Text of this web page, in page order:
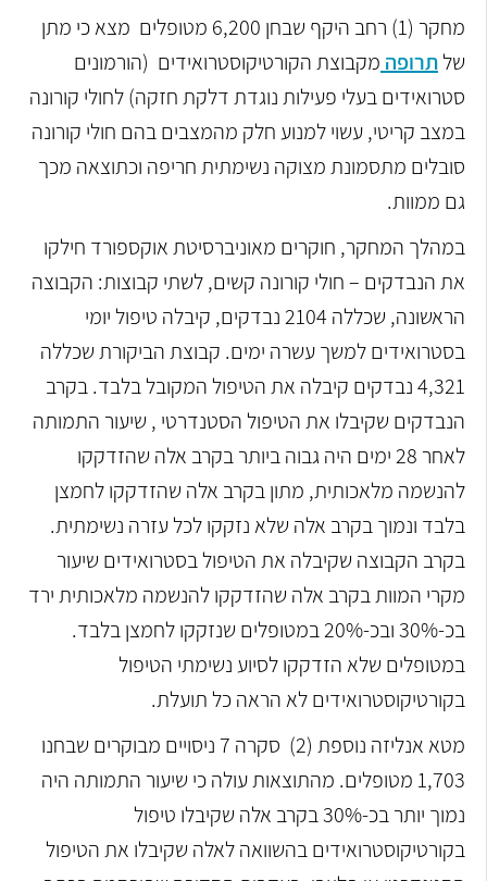
מחקר (1) רחב היקף שבחן 6,200 מטופלים מצא כי מתן
שלתרופה מקבוצת הקורטיקוסטרואידים (הורמונים
סטרואידים בעלי פעילות נוגדת דלקת חזקה) לחולי קורונה
במצב קריטי, עשוי למנוע חלק מהמצבים בהם חולי קורונה
סובלים מתסמונת מצוקה נשימתית חריפה וכתוצאה מכך
גם ממוות.
במהלך המחקר, חוקרים מאוניברסיטת אוקספורד חילקו
את הנבדקים – חולי קורונה קשים, לשתי קבוצות: הקבוצה
הראשונה, שכללה 2104 נבדקים, קיבלה טיפול יומי
בסטרואידים למשך עשרה ימים. קבוצת הביקורת שכללה
4,321 נבדקים קיבלה את הטיפול המקובל בלבד. בקרב
הנבדקים שקיבלו את הטיפול הסטנדרטי , שיעור התמותה
לאחר 28 ימים היה גבוה ביותר בקרב אלה שהזדקקו
להנשמה מלאכותית, מתון בקרב אלה שהזדקקו לחמצן
בלבד ונמוך בקרב אלה שלא נזקקו לכל עזרה נשימתית.
בקרב הקבוצה שקיבלה את הטיפול בסטרואידים שיעור
מקרי המוות בקרב אלה שהזדקקו להנשמה מלאכותית ירד
בכ-30% ובכ-20% במטופלים שנזקקו לחמצן בלבד.
במטופלים שלא הזדקקו לסיוע נשימתי הטיפול
בקורטיקוסטרואידים לא הראה כל תועלת.
מטא אנליזה נוספת (2) סקרה 7 ניסויים מבוקרים שבחנו
1,703 מטופלים. מהתוצאות עולה כי שיעור התמותה היה
נמוך יותר בכ-30% בקרב אלה שקיבלו טיפול
בקורטיקוסטרואידים בהשוואה לאלה שקיבלו את הטיפול